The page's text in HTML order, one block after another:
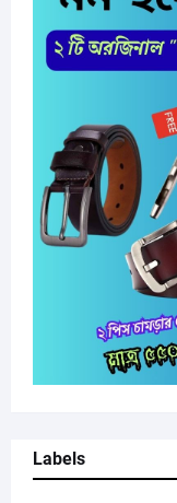
Labels